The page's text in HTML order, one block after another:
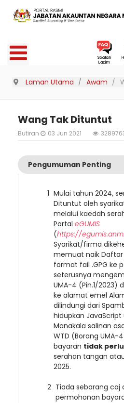
Laman Utama Awam
Wang Tak Dituntut
Butiran 03 Jun 2021
Pengumuman Penting
Mulai tahun 2024,
Dituntut oleh
melalui kaedah
Portal eGUMIS
(https://
Syarikat/firma
memuat naik Daftar
format fail .GPG ke
seterusnya
UMA-4 (Pin.1/2023)
ke alamat emel
dilindungi dari
hidupkan
Manakala salinan
WTD (Borang UMA-
bayaran tidak perlu
serahan tangan
2025.
Tiada sebarang caj
permohonan